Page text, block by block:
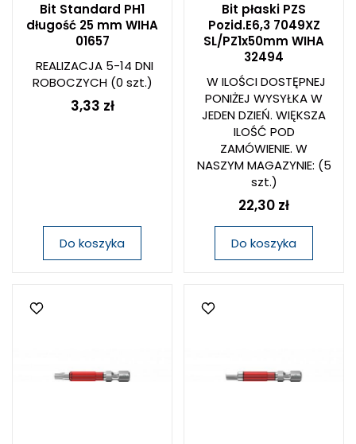
Bit Standard PH1
długość 25 mm WIHA
01657
REALIZACJA 5-14 DNI
ROBOCZYCH(0 szt.)
3,33 zł
Do koszyka
Bit płaski PZS
Pozid.E6,3 7049XZ
SL/PZ1x50mm WIHA
32494
W ILOŚCI DOSTĘPNEJ
PONIŻEJ WYSYŁKA W
JEDEN DZIEŃ. WIĘKSZA
ILOŚĆ POD
ZAMÓWIENIE. W
NASZYM MAGAZYNIE: (5
szt.)
22,30 zł
Do koszyka